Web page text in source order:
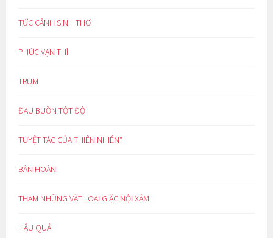
TỨC CẢNH SINH THƠ
PHÚC VẠN THÌ
TRÙM
ĐAU BUỒN TỘT ĐỘ
TUYỆT TÁC CỦA THIÊN NHIÊN*
BÀN HOÀN
THAM NHŨNG VẶT LOẠI GIẶC NỘI XÂM
HẬU QUẢ